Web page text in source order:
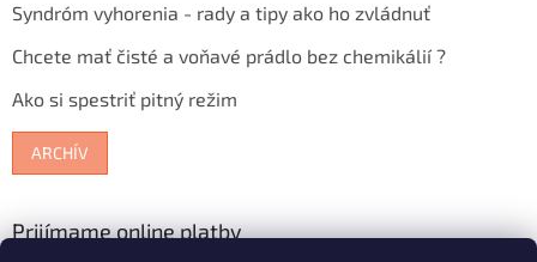
Syndróm vyhorenia - rady a tipy ako ho zvládnuť
Chcete mať čisté a voňavé prádlo bez chemikálií ?
Ako si spestriť pitný režim
ARCHÍV
Prijímame online platby